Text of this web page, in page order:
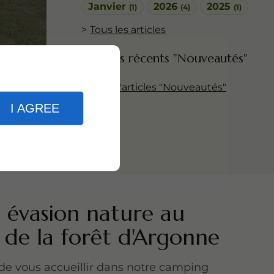
I AGREE
Janvier (1) 2026 (4) 2025 (1)
Tous les articles
Articles récents "Nouveautés"
Plus d'articles "Nouveautés"
Ce
nature au
la forêt d'Argonne
vous accueillir dans notre camping